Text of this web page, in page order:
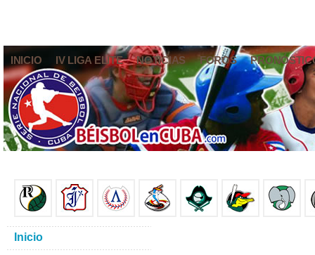
INICIO IV LIGA ELITE NOTICIAS FOROS
Inicio